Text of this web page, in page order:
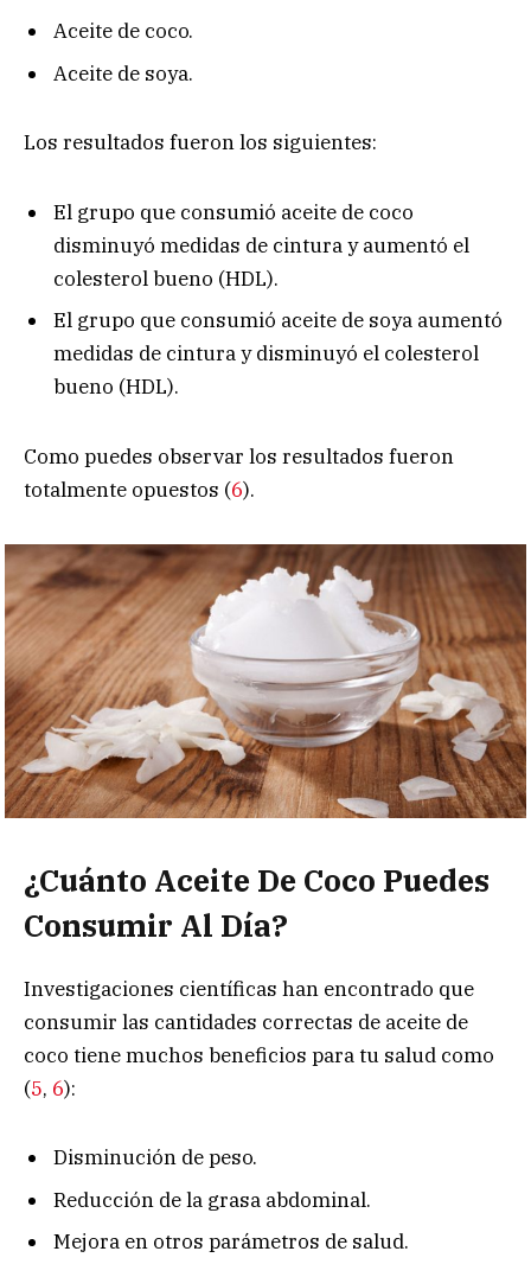
Aceite de coco.
Aceite de soya.
Los resultados fueron los siguientes:
El grupo que consumió aceite de coco
disminuyó medidas de cintura y aumentó el
colesterol bueno (HDL).
El grupo que consumió aceite de soya aumentó
medidas de cintura y disminuyó el colesterol
bueno (HDL).
Como puedes observar los resultados fueron
totalmente opuestos (6).
¿Cuánto Aceite De Coco Puedes
Consumir Al Día?
Investigaciones científicas han encontrado que
consumir las cantidades correctas de aceite de
coco tiene muchos beneficios para tu salud como
(5, 6):
Disminución de peso.
Reducción de la grasa abdominal.
Mejora en otros parámetros de salud.